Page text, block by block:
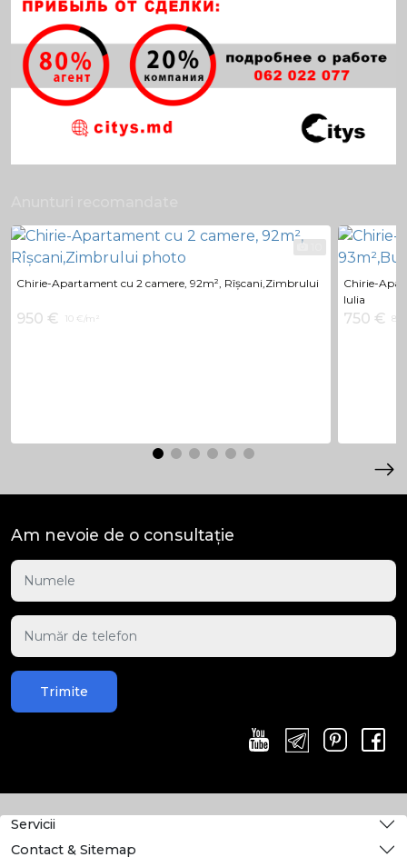
Chirie-Apartament cu 2 camere, 92m², Rîșcani,Zimbrului
950 € 10 €/m²
Chirie-
Iulia
750 € 8
Am nevoie de o consultație
Trimite
Servicii
Contact & Sitemap